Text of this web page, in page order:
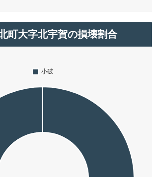
町大字北宇賀の損壊割合